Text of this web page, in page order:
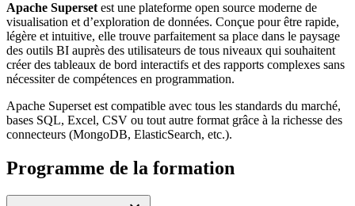
Apache Supersetest une plateforme open source moderne de
visualisation et d’exploration de données. Conçue pour être rapide,
légère et intuitive, elle trouve parfaitement sa place dans le paysage
des outils BI auprès des utilisateurs de tous niveaux qui souhaitent
créer des tableaux de bord interactifs et des rapports complexes sans
nécessiter de compétences en programmation.
Apache Superset est compatible avec tous les standards du marché,
bases SQL, Excel, CSV ou tout autre format grâce à la richesse des
connecteurs (MongoDB, ElasticSearch, etc.).
Programme de la formation